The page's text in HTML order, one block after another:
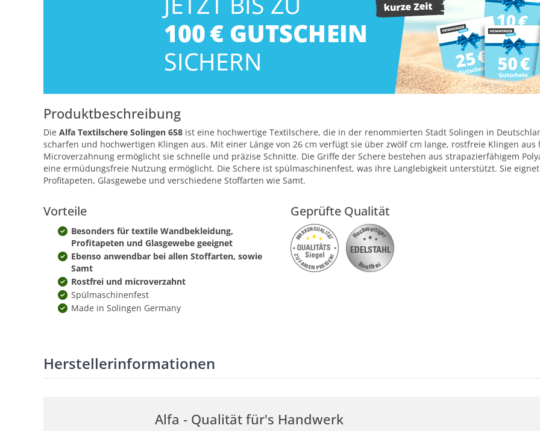
Produktbeschreibung
Die Alfa Textilschere Solingen 658 ist eine hochwertige Textilschere, die in der renommierten Stadt Solingen in
scharfen und hochwertigen Klingen aus. Mit einer Länge von 26 cm verfügt sie über zwölf cm lange, rostfreie Klingen
Microverzahnung ermöglicht sie schnelle und präzise Schnitte. Die Griffe der Schere bestehen aus strapazierfähigem
eine ermüdungsfreie Nutzung ermöglicht. Die Schere ist spülmaschinenfest, was ihre Langlebigkeit unterstützt. Sie
Profitapeten, Glasgewebe und verschiedene Stoffarten wie Samt.
Vorteile
Besonders für textile Wandbekleidung,
Profitapeten und Glasgewebe geeignet
Ebenso anwendbar bei allen Stoffarten, sowie
Samt
Rostfrei und microverzahnt
Spülmaschinenfest
Made in Solingen Germany
Geprüfte Qualität
Herstellerinformationen
Alfa - Qualität für's Handwerk